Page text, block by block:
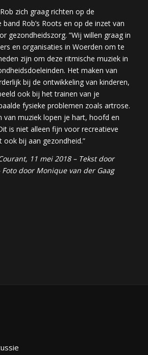
zich graag richten op de
Rob’s Roots en op de inzet van
gezondheidszorg. ”Wij willen graag in
en organisaties in Woerden om te
zijn om deze ritmische muziek in
Het maken van
bij de ontwikkeling van kinderen,
ook bij het trainen van je
fysieke problemen zoals artrose.
van muziek lopen je hart, hoofd en
is niet alleen fijn voor recreatieve
bij aan gezondheid.”
11 mei 2018 – Tekst door
door Monique van der Gaag